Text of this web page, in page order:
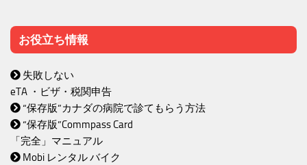
お役立ち情報
失敗しない
eTA ・ビザ・税関申告
“保存版”カナダの病院で診てもらう方法
“保存版”Commpass Card
「完全」マニュアル
Mobi レンタル バイク